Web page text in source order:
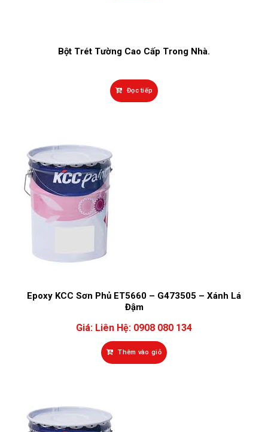
Bột Trét Tường Cao Cấp Trong Nhà.
Đọc tiếp
Epoxy KCC Sơn Phủ ET5660 – G473505 – Xánh Lá
Đậm
Giá: Liên Hệ: 0908 080 134
Thêm vào giỏ